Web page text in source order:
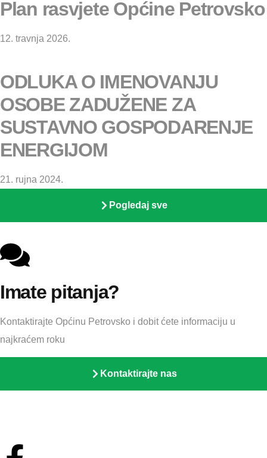
Plan rasvjete Općine Petrovsko
12. travnja 2026.
ODLUKA O IMENOVANJU
OSOBE ZADUŽENE ZA
SUSTAVNO GOSPODARENJE
ENERGIJOM
21. rujna 2024.
Pogledaj sve
Imate pitanja?
Kontaktirajte Općinu Petrovsko i dobit ćete informaciju u
najkraćem roku
Kontaktirajte nas